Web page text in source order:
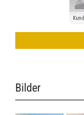
Bilder